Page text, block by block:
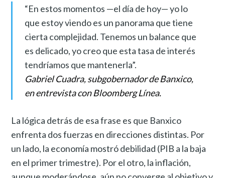
“En estos momentos —el día de hoy— yo lo
que estoy viendo es un panorama que tiene
cierta complejidad. Tenemos un balance que
es delicado, yo creo que esta tasa de interés
tendríamos que mantenerla”.
Gabriel Cuadra, subgobernador de Banxico,
en entrevista con Bloomberg Línea.
La lógica detrás de esa frase es que Banxico
enfrenta dos fuerzas en direcciones distintas. Por
un lado, la economía mostró debilidad (PIB a la baja
en el primer trimestre). Por el otro, la inflación,